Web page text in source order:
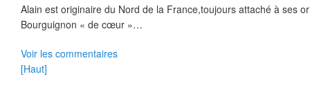
Alain est originaire du Nord de la France,toujours attaché à ses
Bourguignon « de cœur »…
Voir les commentaires
[Haut]